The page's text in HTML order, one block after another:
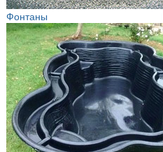
Фонтаны